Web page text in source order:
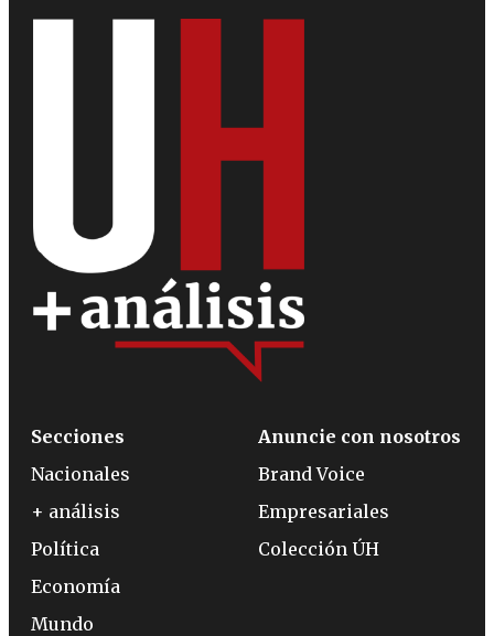
Secciones
Nacionales
+ análisis
Política
Economía
Mundo
Anuncie con nosotros
Brand Voice
Empresariales
Colección ÚH